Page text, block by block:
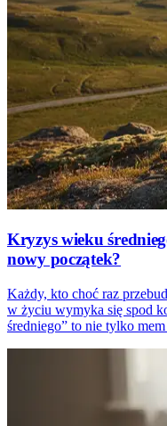
Kryzys wieku
nowy początek?
Każdy, kto choć raz
w życiu wymyka się spod
średniego” to nie tylko